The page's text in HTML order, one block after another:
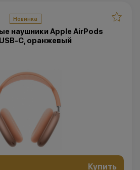
Новинка
наушники Apple AirPods
C, оранжевый
Купить